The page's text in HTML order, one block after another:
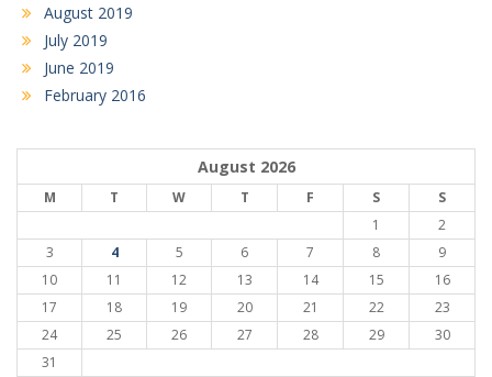
August 2019
July 2019
June 2019
February 2016
August 2026
M T W T F S
S
1
2
3
4 5 6 7 8
9
10
11 12 13 14 15
16
17
18 19 20 21 22
23
24
25 26 27 28 29
30
31